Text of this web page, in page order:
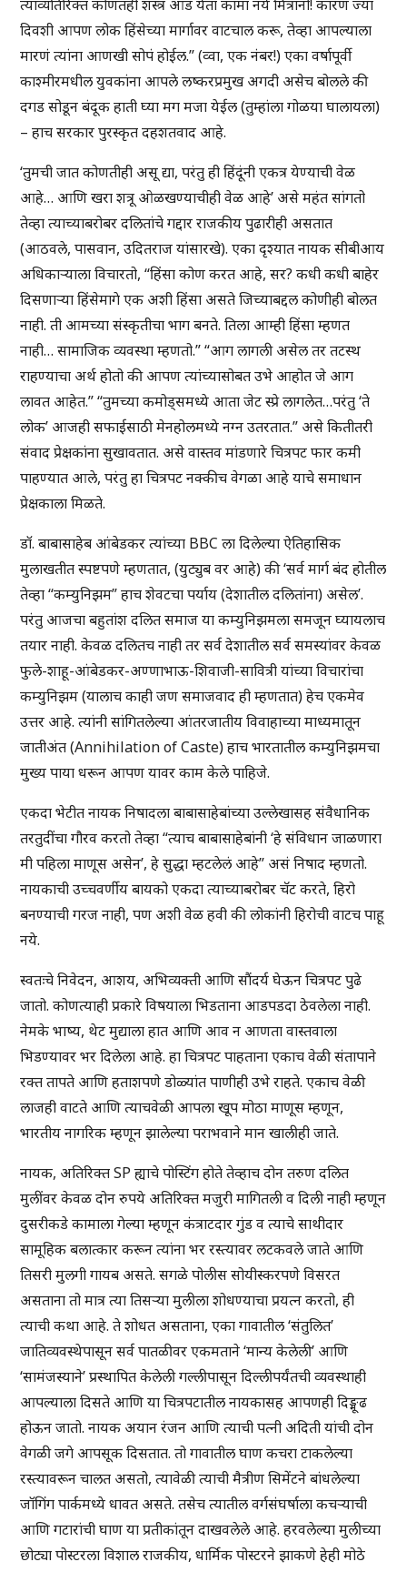
त्याव्यतिरिक्त कोणतंही शस्त्र आड येता कामा नये मित्रांनो! कारण ज्या
दिवशी आपण लोक हिंसेच्या मार्गावर वाटचाल करू, तेव्हा आपल्याला
मारणं त्यांना आणखी सोपं होईल.” (व्वा, एक नंबर!) एका वर्षापूर्वी
काश्मीरमधील युवकांना आपले लष्करप्रमुख अगदी असेच बोलले की
दगड सोडून बंदूक हाती घ्या मग मजा येईल (तुम्हांला गोळया घालायला)
– हाच सरकार पुरस्कृत दहशतवाद आहे.
‘तुमची जात कोणतीही असू द्या, परंतु ही हिंदूंनी एकत्र येण्याची वेळ
आहे… आणि खरा शत्रू ओळखण्याचीही वेळ आहे’ असे महंत सांगतो
तेव्हा त्याच्याबरोबर दलितांचे गद्दार राजकीय पुढारीही असतात
(आठवले, पासवान, उदितराज यांसारखे). एका दृश्यात नायक सीबीआय
अधिकार्‍याला विचारतो, “हिंसा कोण करत आहे, सर? कधी कधी बाहेर
दिसणार्‍या हिंसेमागे एक अशी हिंसा असते जिच्याबद्दल कोणीही बोलत
नाही. ती आमच्या संस्कृतीचा भाग बनते. तिला आम्ही हिंसा म्हणत
नाही… सामाजिक व्यवस्था म्हणतो.” “आग लागली असेल तर तटस्थ
राहण्याचा अर्थ होतो की आपण त्यांच्यासोबत उभे आहोत जे आग
लावत आहेत.” “तुमच्या कमोड्समध्ये आता जेट स्प्रे लागलेत…परंतु ‘ते
लोक’ आजही सफाईसाठी मेनहोलमध्ये नग्न उतरतात.” असे कितीतरी
संवाद प्रेक्षकांना सुखावतात. असे वास्तव मांडणारे चित्रपट फार कमी
पाहण्यात आले, परंतु हा चित्रपट नक्कीच वेगळा आहे याचे समाधान
प्रेक्षकाला मिळते.
डॉ. बाबासाहेब आंबेडकर त्यांच्या BBC ला दिलेल्या ऐतिहासिक
मुलाखतीत स्पष्टपणे म्हणतात, (युट्युब वर आहे) की ‘सर्व मार्ग बंद होतील
तेव्हा “कम्युनिझम” हाच शेवटचा पर्याय (देशातील दलितांना) असेल’.
परंतु आजचा बहुतांश दलित समाज या कम्युनिझमला समजून घ्यायलाच
तयार नाही. केवळ दलितच नाही तर सर्व देशातील सर्व समस्यांवर केवळ
फुले-शाहू-आंबेडकर-अण्णाभाऊ-शिवाजी-सावित्री यांच्या विचारांचा
कम्युनिझम (यालाच काही जण समाजवाद ही म्हणतात) हेच एकमेव
उत्तर आहे. त्यांनी सांगितलेल्या आंतरजातीय विवाहाच्या माध्यमातून
जातीअंत (Annihilation of Caste) हाच भारतातील कम्युनिझमचा
मुख्य पाया धरून आपण यावर काम केले पाहिजे.
एकदा भेटीत नायक निषादला बाबासाहेबांच्या उल्लेखासह संवैधानिक
तरतुदींचा गौरव करतो तेव्हा “त्याच बाबासाहेबांनी ‘हे संविधान जाळणारा
मी पहिला माणूस असेन’, हे सुद्धा म्हटलेलं आहे” असं निषाद म्हणतो.
नायकाची उच्चवर्णीय बायको एकदा त्याच्याबरोबर चॅट करते, हिरो
बनण्याची गरज नाही, पण अशी वेळ हवी की लोकांनी हिरोची वाटच पाहू
नये.
स्वतःचे निवेदन, आशय, अभिव्यक्ती आणि सौंदर्य घेऊन चित्रपट पुढे
जातो. कोणत्याही प्रकारे विषयाला भिडताना आडपडदा ठेवलेला नाही.
नेमके भाष्य, थेट मुद्याला हात आणि आव न आणता वास्तवाला
भिडण्यावर भर दिलेला आहे. हा चित्रपट पाहताना एकाच वेळी संतापाने
रक्त तापते आणि हताशपणे डोळ्यांत पाणीही उभे राहते. एकाच वेळी
लाजही वाटते आणि त्याचवेळी आपला खूप मोठा माणूस म्हणून,
भारतीय नागरिक म्हणून झालेल्या पराभवाने मान खालीही जाते.
नायक, अतिरिक्त SP ह्याचे पोस्टिंग होते तेव्हाच दोन तरुण दलित
मुलींवर केवळ दोन रुपये अतिरिक्त मजुरी मागितली व दिली नाही म्हणून
दुसरीकडे कामाला गेल्या म्हणून कंत्राटदार गुंड व त्याचे साथीदार
सामूहिक बलात्कार करून त्यांना भर रस्त्यावर लटकवले जाते आणि
तिसरी मुलगी गायब असते. सगळे पोलीस सोयीस्करपणे विसरत
असताना तो मात्र त्या तिसऱ्या मुलीला शोधण्याचा प्रयत्न करतो, ही
त्याची कथा आहे. ते शोधत असताना, एका गावातील ‘संतुलित’
जातिव्यवस्थेपासून सर्व पातळीवर एकमताने ‘मान्य केलेली’ आणि
‘सामंजस्याने’ प्रस्थापित केलेली गल्लीपासून दिल्लीपर्यंतची व्यवस्थाही
आपल्याला दिसते आणि या चित्रपटातील नायकासह आपणही दिङ्मूढ
होऊन जातो. नायक अयान रंजन आणि त्याची पत्नी अदिती यांची दोन
वेगळी जगे आपसूक दिसतात. तो गावातील घाण कचरा टाकलेल्या
रस्त्यावरून चालत असतो, त्यावेळी त्याची मैत्रीण सिमेंटने बांधलेल्या
जॉगिंग पार्कमध्ये धावत असते. तसेच त्यातील वर्गसंघर्षाला कचर्‍याची
आणि गटारांची घाण या प्रतीकांतून दाखवलेले आहे. हरवलेल्या मुलीच्या
छोट्या पोस्टरला विशाल राजकीय, धार्मिक पोस्टरने झाकणे हेही मोठे